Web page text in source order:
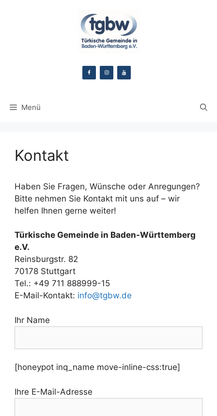
Menü
Kontakt
Haben Sie Fragen, Wünsche oder Anregungen?
Bitte nehmen Sie Kontakt mit uns auf – wir
helfen Ihnen gerne weiter!
Türkische Gemeinde in Baden-Württemberg
e.V.
Reinsburgstr. 82
70178 Stuttgart
Tel.: +49 711 888999-15
E-Mail-Kontakt: info@tgbw.de
Ihr Name
[honeypot inq_name move-inline-css:true]
Ihre E-Mail-Adresse